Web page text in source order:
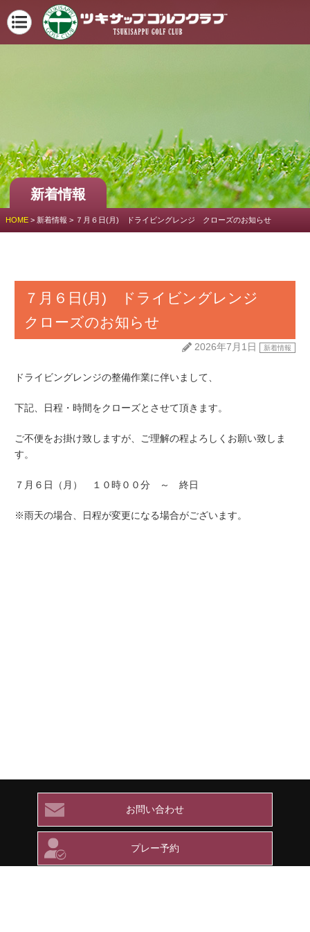
新着情報
HOME > 新着情報 > ７月６日(月) ドライビングレンジ クローズのお知らせ
７月６日(月) ドライビングレンジ
クローズのお知らせ
2026年7月1日 新着情報
ドライビングレンジの整備作業に伴いまして、
下記、日程・時間をクローズとさせて頂きます。
ご不便をお掛け致しますが、ご理解の程よろしくお願い致しま
す。
７月６日（月） １０時００分 ～ 終日
※雨天の場合、日程が変更になる場合がございます。
お問い合わせ
プレー予約